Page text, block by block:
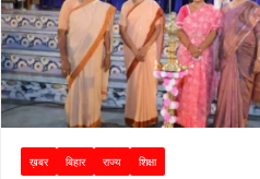
ख़बर बिहार राज्य शिक्षा